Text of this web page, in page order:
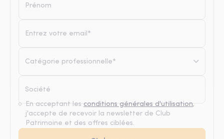
Catégorie professionnelle*
En acceptant les conditions générales d'utilisation,
j'accepte de recevoir la newsletter de Club
Patrimoine et des offres ciblées.